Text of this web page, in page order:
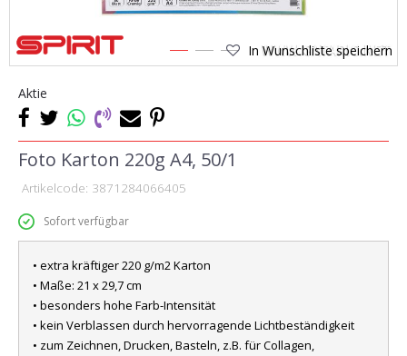
1 2 3 In Wunschliste speichern
Aktie
Foto Karton 220g A4, 50/1
Artikelcode: 3871284066405
Sofort verfügbar
• extra kräftiger 220 g/m2 Karton
• Maße: 21 x 29,7 cm
• besonders hohe Farb-Intensität
• kein Verblassen durch hervorragende Lichtbeständigkeit
• zum Zeichnen, Drucken, Basteln, z.B. für Collagen,